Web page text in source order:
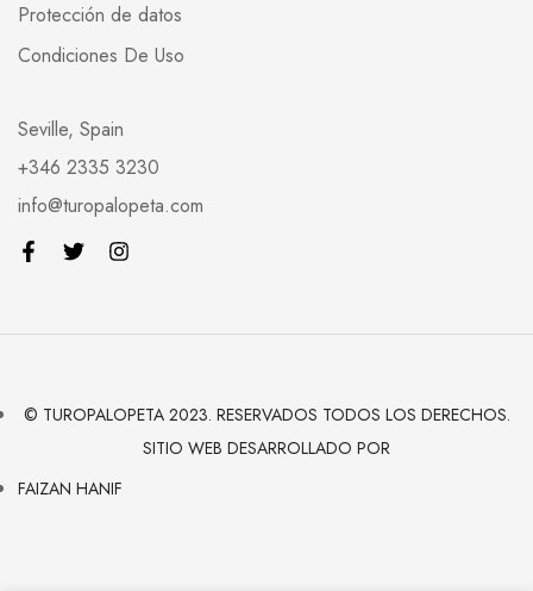
Protección de datos
Condiciones De Uso
Seville, Spain
+346 2335 3230
info@turopalopeta.com
© TUROPALOPETA 2023. RESERVADOS TODOS LOS DERECHOS.
SITIO WEB DESARROLLADO POR
FAIZAN HANIF